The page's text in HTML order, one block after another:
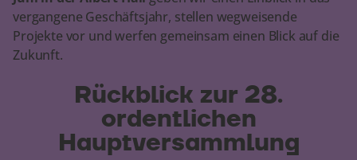
vergangene Geschäftsjahr, stellen wegweisende
Projekte vor und werfen gemeinsam einen Blick auf die
Zukunft.
Rückblick zur 28.
ordentlichen
Hauptversammlung